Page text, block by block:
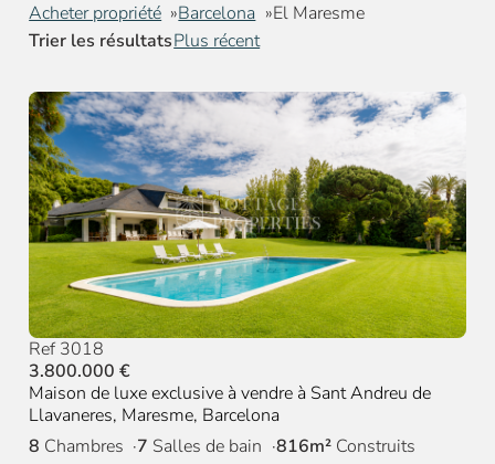
Acheter propriété Barcelona
El Maresme
Trier les résultatsPlus récent
Ref 3018
3.800.000 €
Maison de luxe exclusive à vendre à Sant Andreu de
Llavaneres, Maresme, Barcelona
8 Chambres 7 Salles de bain 816m² Construits